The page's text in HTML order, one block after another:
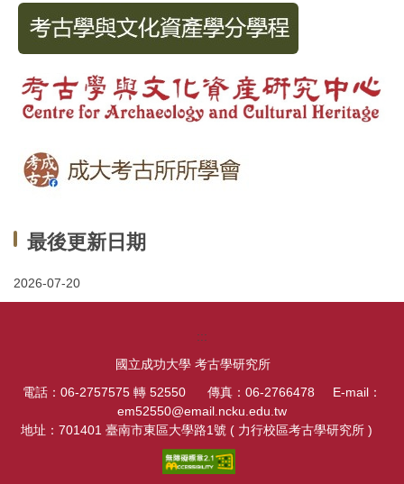
最後更新日期
2026-07-20
:::
國立成功大學 考古學研究所
電話：06-2757575 轉 52550 傳真：06-2766478 E-mail：
em52550@email.ncku.edu.tw
地址：701401 臺南市東區大學路1號 ( 力行校區考古學研究所 )